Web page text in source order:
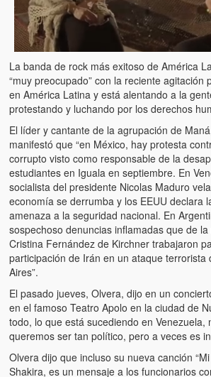
La burla del Chavez “tan amante de los
Chavez “such a children lover”)
Los niños de las calles de Venezuela
Venezuela)
Luis y El Mono… en armas (Luis and El
Puente Llaguno, Miraflores… ¿y Lina?
Radio Emisoras y canales de televisión
de Chávez hasta el 2009
Victimas del 11 de abril de 2002
Víctimas del régimen dictatorial de
poder hasta el 31 de diciembre de 2009
1992
¡¡¡Miserable traidor, mira a tu pueblo!!!
your country!!!)
Fotos
La banda de rock más exitoso de América
“muy preocupado” con la reciente agitación
en América Latina y está alentando a la
protestando y luchando por los derechos
El líder y cantante de la agrupación de
manifestó que “en México, hay protesta
corrupto visto como responsable de la
estudiantes en Iguala en septiembre. En
socialista del presidente Nicolas Maduro
economía se derrumba y los EEUU declara
amenaza a la seguridad nacional. En
sospechoso denuncias inflamadas que de
Cristina Fernández de Kirchner trabajaron
participación de Irán en un ataque terrorista
Aires”.
El pasado jueves, Olvera, dijo en un
en el famoso Teatro Apolo en la ciudad de
todo, lo que está sucediendo en Venezuela,
queremos ser tan político, pero a veces es
Olvera dijo que incluso su nueva canción
Shakira, es un mensaje a los funcionarios